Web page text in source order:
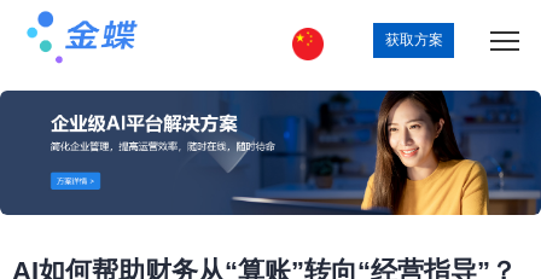
获取方案
AI如何帮助财务从“算账”转向“经营指导”？